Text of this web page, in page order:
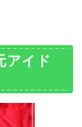
アイド